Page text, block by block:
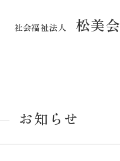
社会福祉法人 松美会
お知らせ